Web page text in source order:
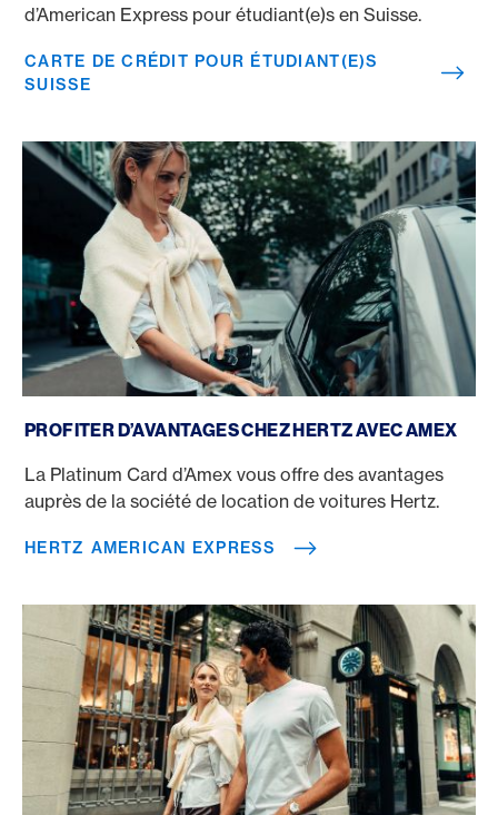
d’American Express pour étudiant(e)s en Suisse.
CARTE DE CRÉDIT POUR ÉTUDIANT(E)S
SUISSE
PROFITER D’AVANTAGES CHEZ HERTZ AVEC AMEX
La Platinum Card d’Amex vous offre des avantages
auprès de la société de location de voitures Hertz.
HERTZ AMERICAN EXPRESS